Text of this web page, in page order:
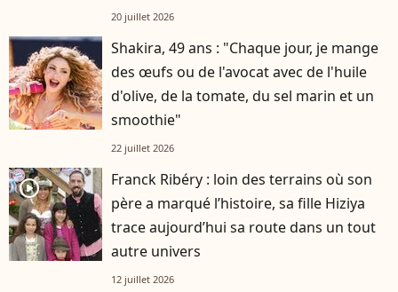
20 juillet 2026
Shakira, 49 ans : "Chaque jour, je mange
des œufs ou de l'avocat avec de l'huile
d'olive, de la tomate, du sel marin et un
smoothie"
22 juillet 2026
player2
Franck Ribéry : loin des terrains où son
père a marqué l’histoire, sa fille Hiziya
trace aujourd’hui sa route dans un tout
autre univers
12 juillet 2026